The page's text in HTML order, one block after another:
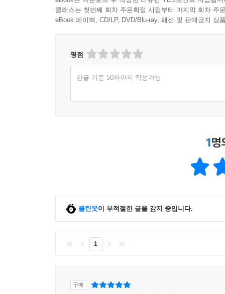
Chapter 9 Action Plan 141
Chapter 10 The 50 AM Professional 144
Chapter 10 Action Plan 154
Part III The 5 AM Action Plan
Chapter 11 The 5 AM Action Plan 157
About the Author 181
클래스는 첫번째 회차 주문확정 시점부터 마지막 회차 주
eBook 페이백, CD/LP, DVD/Blu-ray, 패션 및 판매금지 상
평점
한글 기준 50자까지 작성가능
1명
클린봇이 부적절한 글을 감지 중입니다.
1
구매